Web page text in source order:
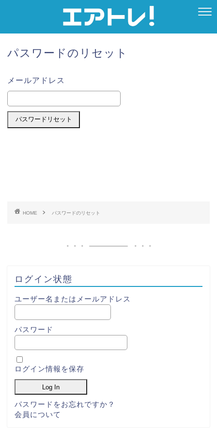
パスワードのリセット
メールアドレス
HOME パスワードのリセット
ログイン状態
ユーザー名またはメールアドレス
パスワード
ログイン情報を保存
パスワードをお忘れですか？
会員について